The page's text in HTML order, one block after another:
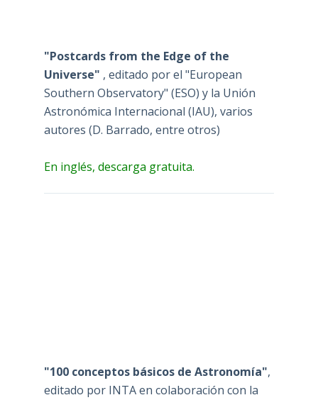
"Postcards from the Edge of the
Universe" , editado por el "European
Southern Observatory" (ESO) y la Unión
Astronómica Internacional (IAU), varios
autores (D. Barrado, entre otros)
En inglés, descarga gratuita.
"100 conceptos básicos de Astronomía",
editado por INTA en colaboración con la